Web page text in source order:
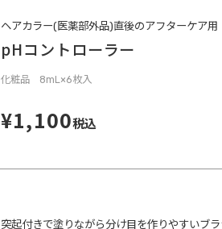
ヘアカラー(医薬部外品)直後のアフターケア用
pHコントローラー
化粧品 8mL×6枚入
¥1,100税込
突起付きで塗りながら分け目を作りやすいブ